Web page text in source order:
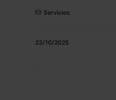
Servicios
23/10/2025